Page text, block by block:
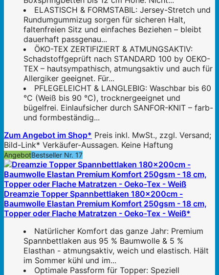
ELASTISCH & FORMSTABIL: Jersey-Stretch und
Rundumgummizug sorgen für sicheren Halt,
faltenfreien Sitz und einfaches Beziehen – bleibt
dauerhaft passgenau...
ÖKO-TEX ZERTIFIZIERT & ATMUNGSAKTIV:
Schadstoffgeprüft nach STANDARD 100 by OEKO-
TEX – hautsympathisch, atmungsaktiv und auch für
Allergiker geeignet. Für...
PFLEGELEICHT & LANGLEBIG: Waschbar bis 60
°C (Weiß bis 90 °C), trocknergeeignet und
bügelfrei. Einlaufsicher durch SANFOR-KNIT – farb-
und formbeständig...
Zum Angebot im Shop* Preis inkl. MwSt., zzgl. Versand;
Bild-Link* Verkäufer-Aussagen. Keine Haftung
AngebotBestseller Nr. 17
Dreamzie Topper Spannbettlaken 180x200cm -
Baumwolle Elastan Premium Komfort 250gsm - 18 cm,
Topper oder Flache Matratzen - Oeko-Tex - Weiß*
Natürlicher Komfort das ganze Jahr: Premium
Spannbettlaken aus 95 % Baumwolle & 5 %
Elasthan - atmungsaktiv, weich und elastisch. Hält
im Sommer kühl und im...
Optimale Passform für Topper: Speziell